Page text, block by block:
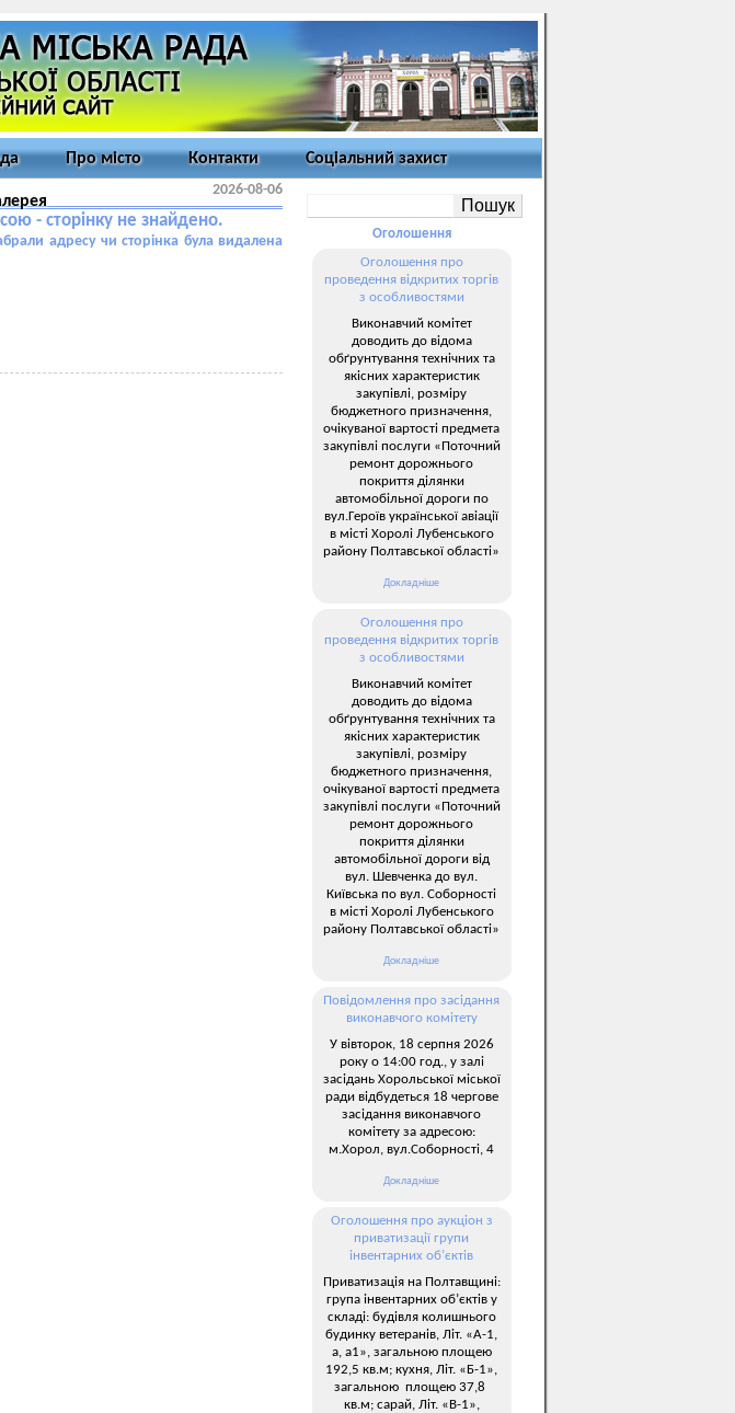
Про місто Контакти Соціальний захист
2026-08-06
- сторінку не знайдено.
адресу чи сторінка була видалена
Оголошення
Оголошення про
проведення відкритих торгів
з особливостями
Виконавчий комітет
доводить до відома
обґрунтування технічних та
якісних характеристик
закупівлі, розміру
бюджетного призначення,
очікуваної вартості предмета
закупівлі послуги «Поточний
ремонт дорожнього
покриття ділянки
автомобільної дороги по
вул.Героїв української авіації
в місті Хоролі Лубенського
району Полтавської області»
Докладніше
Оголошення про
проведення відкритих торгів
з особливостями
Виконавчий комітет
доводить до відома
обґрунтування технічних та
якісних характеристик
закупівлі, розміру
бюджетного призначення,
очікуваної вартості предмета
закупівлі послуги «Поточний
ремонт дорожнього
покриття ділянки
автомобільної дороги від
вул. Шевченка до вул.
Київська по вул. Соборності
в місті Хоролі Лубенського
району Полтавської області»
Докладніше
Повідомлення про засідання
виконавчого комітету
У вівторок, 18 серпня 2026
року о 14:00 год., у залі
засідань Хорольської міської
ради відбудеться 18 чергове
засідання виконавчого
комітету за адресою:
м.Хорол, вул.Соборності, 4
Докладніше
Оголошення про аукціон з
приватизації групи
інвентарних об’єктів
Приватизація на Полтавщині:
група інвентарних об’єктів у
складі: будівля колишнього
будинку ветеранів, Літ. «А-1,
а, а1», загальною площею
192,5 кв.м; кухня, Літ. «Б-1»,
загальною площею 37,8
кв.м; сарай, Літ. «В-1»,